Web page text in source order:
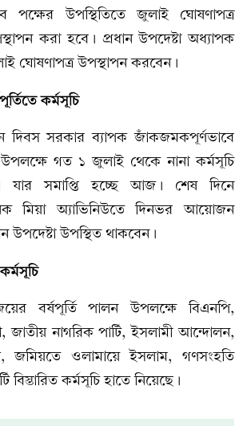
পক্ষের উপস্থিতিতে জুলাই ঘোষণাপত্র
করা হবে। প্রধান উপদেষ্টা অধ্যাপক
ঘোষণাপত্র উপস্থাপন করবেন।
কর্মসূচি
দিবস সরকার ব্যাপক জাঁকজমকপূর্ণভাবে
গত ১ জুলাই থেকে নানা কর্মসূচি
সমাপ্তি হচ্ছে আজ। শেষ দিনে
মিয়া অ্যাভিনিউতে দিনভর আয়োজন
উপদেষ্টা উপস্থিত থাকবেন।
বর্ষপূর্তি পালন উপলক্ষে বিএনপি,
জাতীয় নাগরিক পার্টি, ইসলামী আন্দোলন,
জমিয়তে ওলামায়ে ইসলাম, গণসংহতি
বিস্তারিত কর্মসূচি হাতে নিয়েছে।